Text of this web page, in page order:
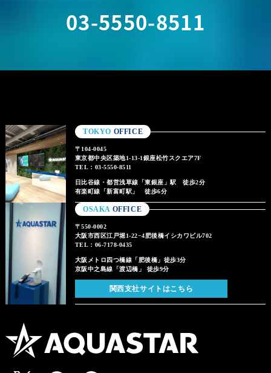
03-5550-8511
TOKYO OFFICE
〒104-0045
東京都中央区築地1-13-1銀座松竹スクエア7F
TEL：03-5550-8511
日比谷線・都営浅草線「東銀座」駅 徒歩2分
有楽町線「新富町駅」 徒歩6分
OSAKA OFFICE
〒550-0002
大阪市西区江戸堀1-22−4肥後橋イシカワビル702
TEL：06-7178-0435
大阪メトロ四つ橋線「肥後橋」徒歩3分
京阪中之島線「渡辺橋」 徒歩9分
関西支社サイトはこちら